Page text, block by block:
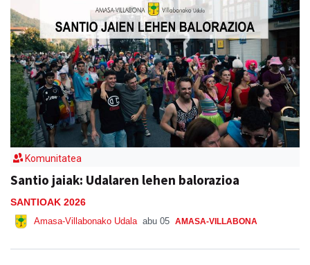
Komunitatea
Santio jaiak: Udalaren lehen balorazioa
SANTIOAK 2026
Amasa-Villabonako Udala abu 05 AMASA-VILLABONA